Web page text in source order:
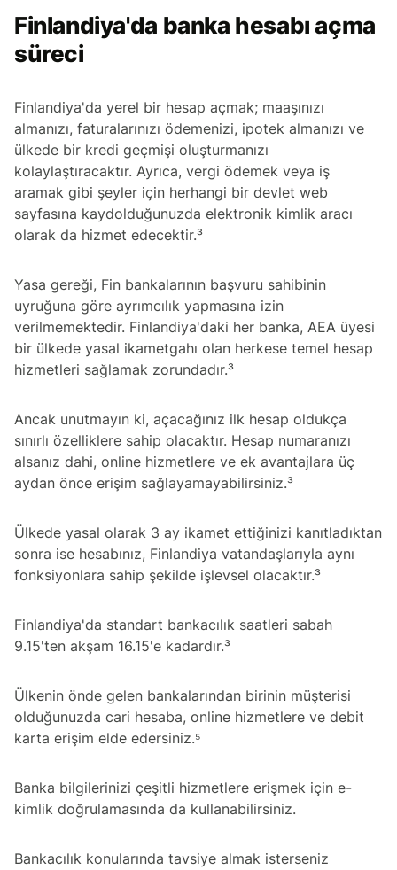
Finlandiya'da banka hesabı açma
süreci
Finlandiya'da yerel bir hesap açmak; maaşınızı
almanızı, faturalarınızı ödemenizi, ipotek almanızı ve
ülkede bir kredi geçmişi oluşturmanızı
kolaylaştıracaktır. Ayrıca, vergi ödemek veya iş
aramak gibi şeyler için herhangi bir devlet web
sayfasına kaydolduğunuzda elektronik kimlik aracı
olarak da hizmet edecektir.³
Yasa gereği, Fin bankalarının başvuru sahibinin
uyruğuna göre ayrımcılık yapmasına izin
verilmemektedir. Finlandiya'daki her banka, AEA üyesi
bir ülkede yasal ikametgahı olan herkese temel hesap
hizmetleri sağlamak zorundadır.³
Ancak unutmayın ki, açacağınız ilk hesap oldukça
sınırlı özelliklere sahip olacaktır. Hesap numaranızı
alsanız dahi, online hizmetlere ve ek avantajlara üç
aydan önce erişim sağlayamayabilirsiniz.³
Ülkede yasal olarak 3 ay ikamet ettiğinizi kanıtladıktan
sonra ise hesabınız, Finlandiya vatandaşlarıyla aynı
fonksiyonlara sahip şekilde işlevsel olacaktır.³
Finlandiya'da standart bankacılık saatleri sabah
9.15'ten akşam 16.15'e kadardır.³
Ülkenin önde gelen bankalarından birinin müşterisi
olduğunuzda cari hesaba, online hizmetlere ve debit
karta erişim elde edersiniz.⁵
Banka bilgilerinizi çeşitli hizmetlere erişmek için e-
kimlik doğrulamasında da kullanabilirsiniz.
Bankacılık konularında tavsiye almak isterseniz